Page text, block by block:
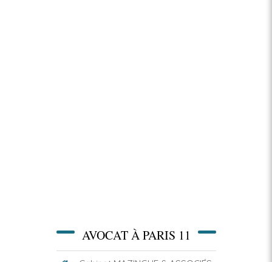
AVOCAT À PARIS 11